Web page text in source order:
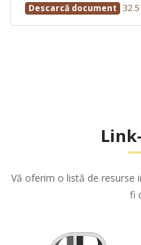
Descarcă document 32.5
Vă oferim o listă de resurse
fi